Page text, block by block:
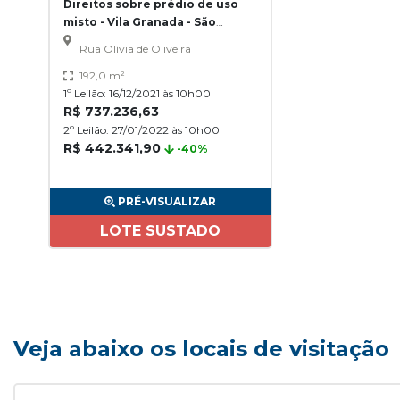
Direitos sobre prédio de uso
misto - Vila Granada - São
Paulo/SP
Rua Olívia de Oliveira
192,0 m²
1º Leilão: 16/12/2021 às 10h00
R$ 737.236,63
2º Leilão: 27/01/2022 às 10h00
R$ 442.341,90 -40%
PRÉ-VISUALIZAR
LOTE SUSTADO
Veja abaixo os locais de visitação